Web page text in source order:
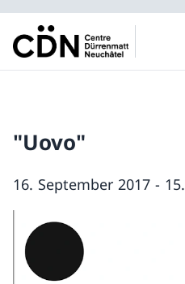
"Uovo"
16. September 2017 -